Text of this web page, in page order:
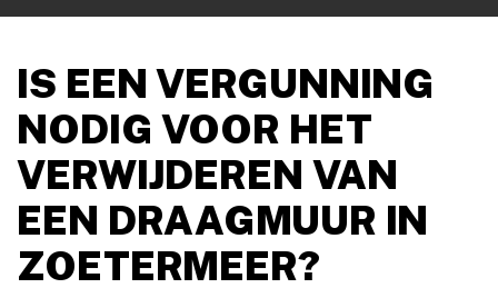
IS EEN VERGUNNING
NODIG VOOR HET
VERWIJDEREN VAN
EEN DRAAGMUUR IN
ZOETERMEER?